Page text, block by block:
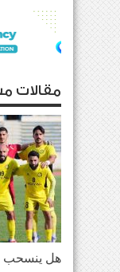
مقالات
هل ينسحب